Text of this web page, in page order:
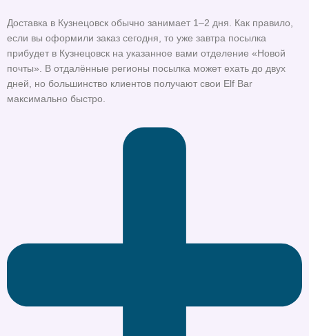
Доставка в Кузнецовск обычно занимает 1–2 дня. Как правило,
если вы оформили заказ сегодня, то уже завтра посылка
прибудет в Кузнецовск на указанное вами отделение «Новой
почты». В отдалённые регионы посылка может ехать до двух
дней, но большинство клиентов получают свои Elf Bar
максимально быстро.